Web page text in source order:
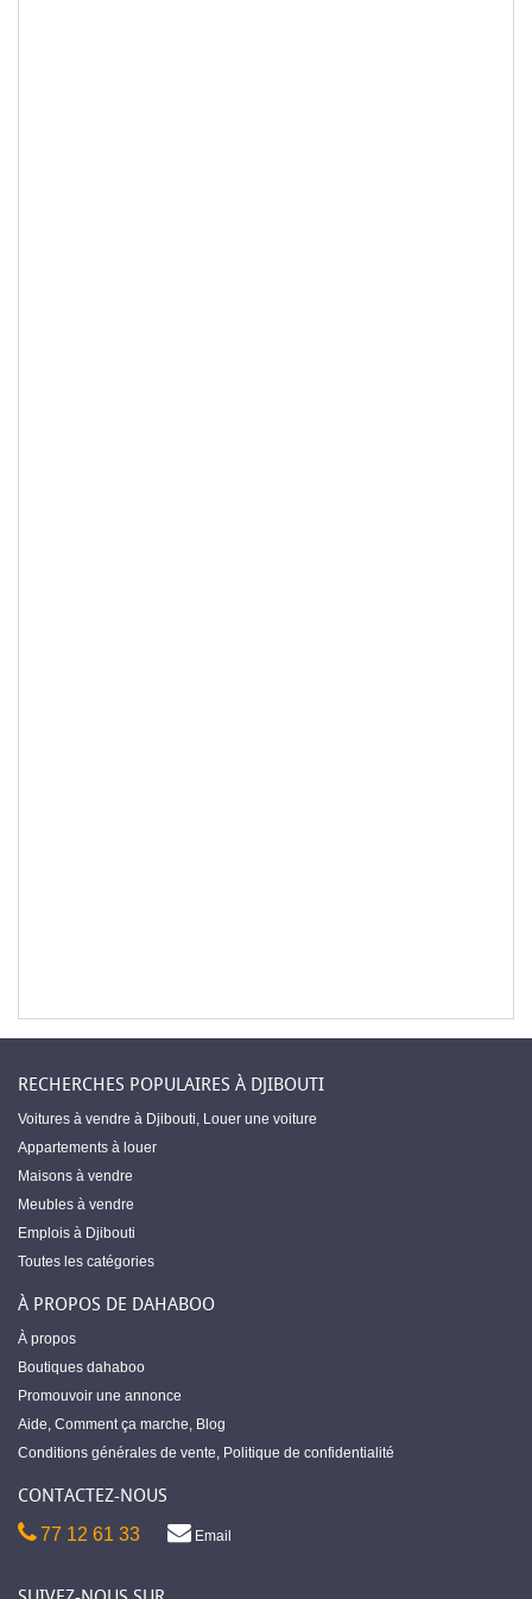
RECHERCHES POPULAIRES À DJIBOUTI
Voitures à vendre à Djibouti, Louer une voiture
Appartements à louer
Maisons à vendre
Meubles à vendre
Emplois à Djibouti
Toutes les catégories
À PROPOS DE DAHABOO
À propos
Boutiques dahaboo
Promouvoir une annonce
Aide, Comment ça marche, Blog
Conditions générales de vente, Politique de confidentialité
CONTACTEZ-NOUS
77 12 61 33 Email